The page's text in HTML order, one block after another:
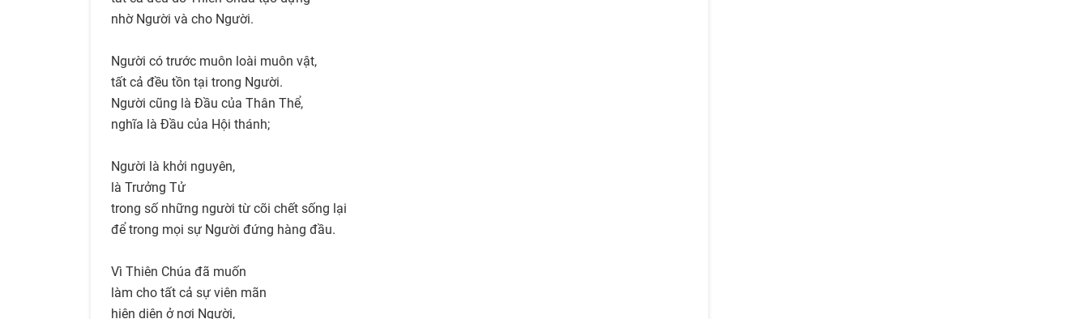
nhờ Người và cho Người.
Người có trước muôn loài muôn vật,
tất cả đều tồn tại trong Người.
Người cũng là Đầu của Thân Thể,
nghĩa là Đầu của Hội thánh;
Người là khởi nguyên,
là Trưởng Tử
trong số những người từ cõi chết sống lại
để trong mọi sự Người đứng hàng đầu.
Vì Thiên Chúa đã muốn
làm cho tất cả sự viên mãn
hiện diện ở nơi Người,